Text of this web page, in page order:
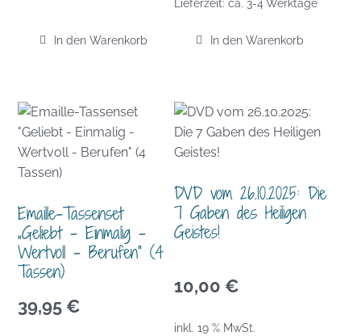
In den Warenkorb
Lieferzeit: ca. 3-4 Werktage
In den Warenkorb
Emaille-Tassenset
„Geliebt – Einmalig –
Wertvoll – Berufen“ (4
Tassen)
39,95 €
DVD vom 26.10.2025: Die
7 Gaben des Heiligen
Geistes!
10,00 €
inkl. 19 % MwSt.